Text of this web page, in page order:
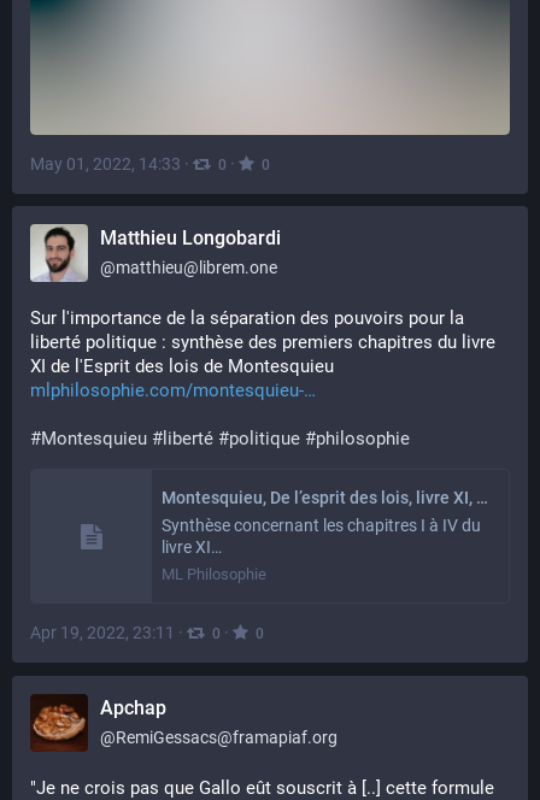
May 01, 2022, 14:33 · 0 · 0
Matthieu Longobardi
@matthieu@librem.one
Sur l'importance de la séparation des pouvoirs pour la
liberté politique : synthèse des premiers chapitres du livre
XI de l'Esprit des lois de Montesquieu
mlphilosophie.com/montesquieu-
#Montesquieu # liberté #politique #philosophie
Montesquieu, De l’esprit des lois, livre XI, chapitres I à VI – ML Philosophie
Synthèse concernant les chapitres I à IV du
livre XI…
ML Philosophie
Apr 19, 2022, 23:11 · 0 · 0
Apchap
@RemiGessacs@framapiaf.org
"Je ne crois pas que Gallo eût souscrit à [..] cette formule